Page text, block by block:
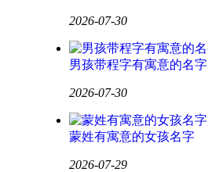
2026-07-30
男孩带程字有寓意的名字
2026-07-30
蒙姓有寓意的女孩名字
2026-07-29